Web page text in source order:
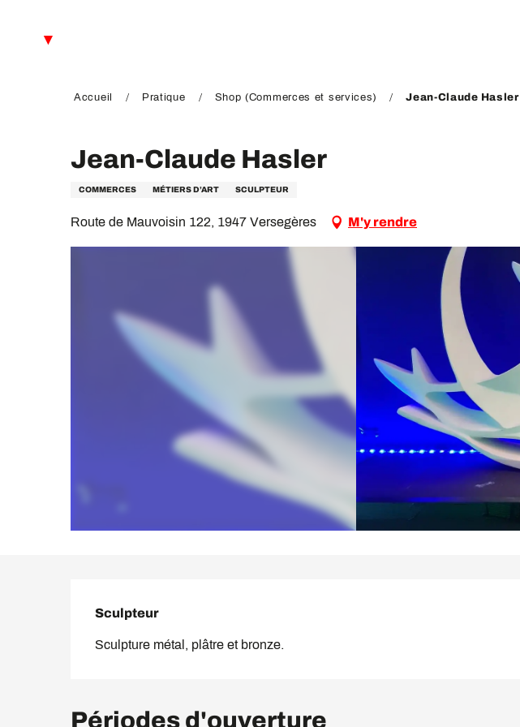
Accueil Pratique Shop (Commerces et services) Jean-Claude Hasler
Jean-Claude Hasler
COMMERCES MÉTIERS D’ART SCULPTEUR
Route de Mauvoisin 122, 1947 Versegères M'y rendre
Sculpteur
Sculpture métal, plâtre et bronze.
Périodes d'ouverture